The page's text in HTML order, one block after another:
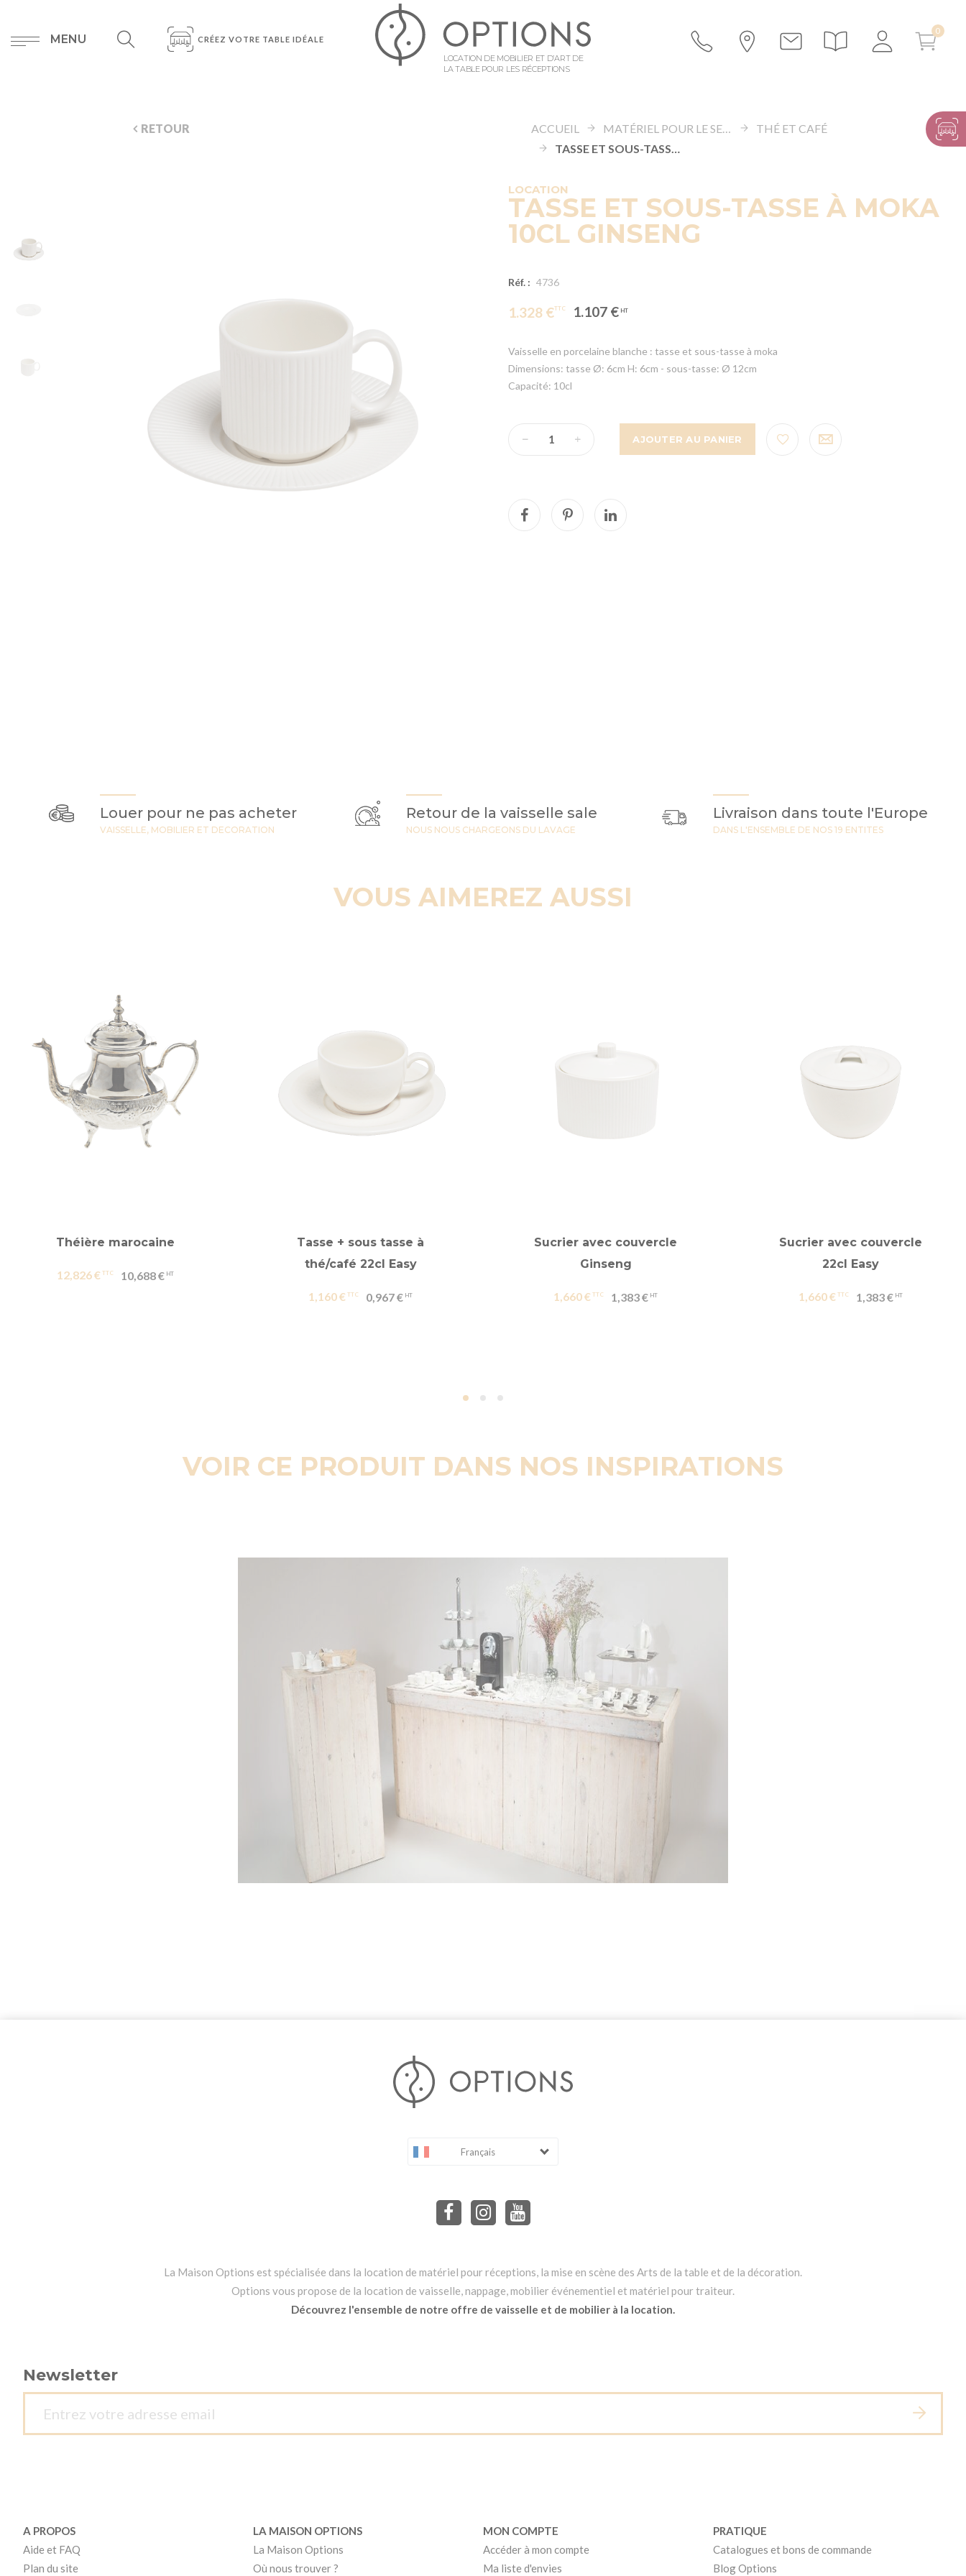
MENU CRÉEZ VOTRE TABLE IDÉALE
LOCATION DE MOBILIER ET D’ART DE
LA TABLE POUR LES RÉCEPTIONS
RETOUR ACCUEIL MATÉRIEL POUR LE SERVICE
THÉ ET CAFÉ
TASSE ET SOUS-TASSE À MOKA 10CL GINSENG
LOCATION
TASSE ET SOUS-TASSE À MOKA
10CL GINSENG
Réf. : 4736
1.328 € 1.107 €
Vaisselle en porcelaine blanche : tasse et sous-tasse à moka
Dimensions: tasse Ø: 6cm H: 6cm - sous-tasse: Ø 12cm
Capacité: 10cl
AJOUTER AU PANIER
Louer pour ne pas acheter
VAISSELLE, MOBILIER ET DECORATION
Retour de la vaisselle sale
NOUS NOUS CHARGEONS DU LAVAGE
Livraison dans toute l'Europe
DANS L'ENSEMBLE DE NOS 19 ENTITES
VOUS AIMEREZ AUSSI
Théière marocaine
12,826 € 10,688 €
Tasse + sous tasse à
thé/café 22cl Easy
1,160 € 0,967 €
Sucrier avec couvercle
Ginseng
1,660 € 1,383 €
Sucrier avec couvercle
22cl Easy
1,660 € 1,383 €
VOIR CE PRODUIT DANS NOS INSPIRATIONS
Français
La Maison Options est spécialisée dans la location de matériel pour réceptions, la mise en scène des Arts de la table et de la décoration.
Options vous propose de la location de vaisselle, nappage, mobilier événementiel et matériel pour traiteur.
Découvrez l'ensemble de notre offre de vaisselle et de mobilier à la location.
Newsletter
A PROPOS
Aide et FAQ
Plan du site
LA MAISON OPTIONS
La Maison Options
Où nous trouver ?
MON COMPTE
Accéder à mon compte
Ma liste d'envies
PRATIQUE
Catalogues et bons de commande
Blog Options